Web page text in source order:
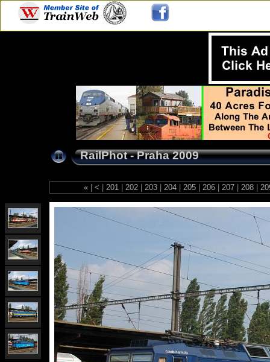
RailPhot - Praha 2009
« < 201 202 203 204 205 206 207 208